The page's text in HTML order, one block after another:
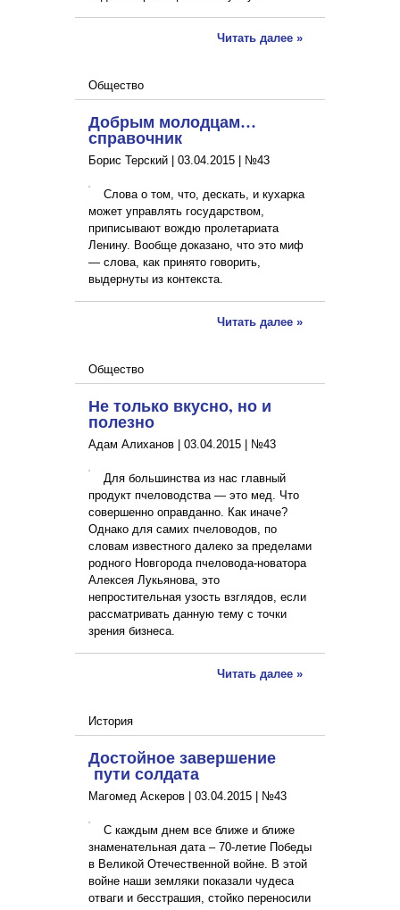
Читать далее »
Общество
Добрым молодцам…
справочник
Борис Терский | 03.04.2015 №43
Слова о том, что, дескать, и кухарка
может управлять государством,
приписывают вождю пролетариата
Ленину. Вообще доказано, что это миф
— слова, как принято говорить,
выдернуты из контекста.
Читать далее »
Общество
Не только вкусно, но и
полезно
Адам Алиханов | 03.04.2015 №43
Для большинства из нас главный
продукт пчеловодства — это мед. Что
совершенно оправданно. Как иначе?
Однако для самих пчеловодов, по
словам известного далеко за пределами
родного Новгорода пчеловода-новатора
Алексея Лукьянова, это
непростительная узость взглядов, если
рассматривать данную тему с точки
зрения бизнеса.
Читать далее »
История
Достойное завершение
пути солдата
Магомед Аскеров | 03.04.2015 №43
С каждым днем все ближе и ближе
знаменательная дата – 70-летие Победы
в Великой Отечественной войне. В этой
войне наши земляки показали чудеса
отваги и бесстрашия, стойко переносили